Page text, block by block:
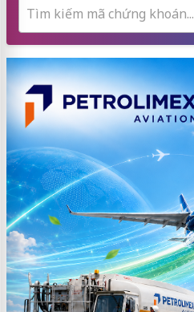
Tìm kiếm mã chứng khoán...